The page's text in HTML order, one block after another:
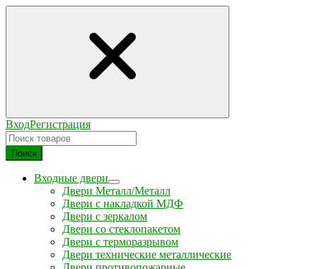
ВходРегистрация
Поиск
Входные двери
Двери Металл/Металл
Двери с накладкой МДФ
Двери с зеркалом
Двери со стеклопакетом
Двери с терморазрывом
Двери технические металлические